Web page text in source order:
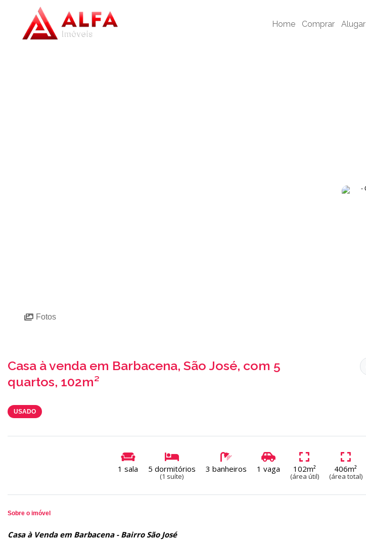
Home Comprar Alugar
Imóveis à venda Casa
Fotos
Casa à venda em Barbacena, São José, com 5
quartos, 102m²
USADO
1 sala 5 dormitórios
(1 suíte)
3 banheiros 1 vaga 102m²
(área útil)
406m²
(área total)
Sobre o imóvel
Casa à Venda em Barbacena - Bairro São José